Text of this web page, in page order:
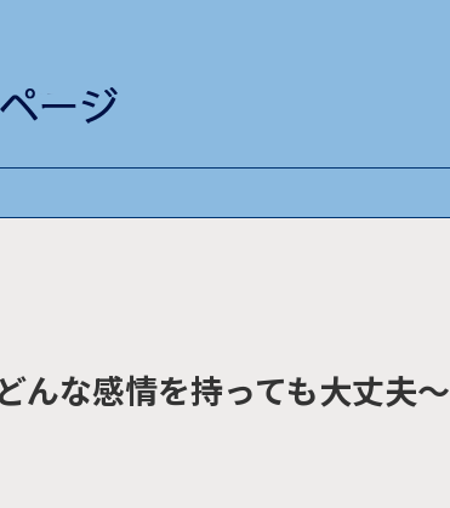
んな感情を持っても大丈夫〜